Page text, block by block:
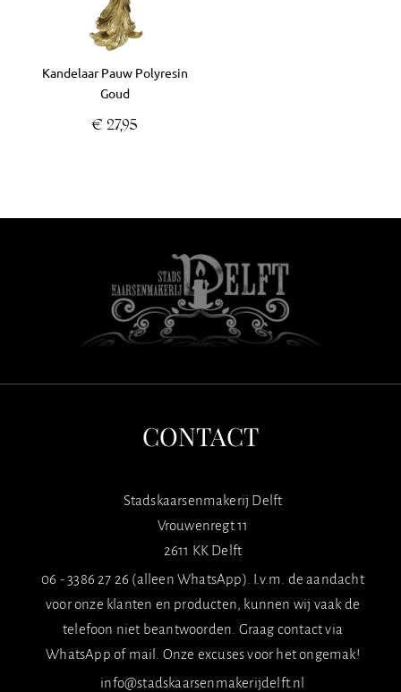
Kandelaar Pauw Polyresin
Goud
€ 27,95
CONTACT
Stadskaarsenmakerij Delft
Vrouwenregt 11
2611 KK Delft
06 - 3386 27 26 (alleen WhatsApp). I.v.m. de aandacht
voor onze klanten en producten, kunnen wij vaak de
telefoon niet beantwoorden. Graag contact via
WhatsApp of mail. Onze excuses voor het ongemak!
info@stadskaarsenmakerijdelft.nl